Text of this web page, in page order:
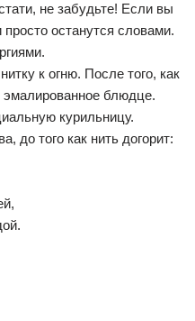
не забудьте! Если вы
останутся словами.
к огню. После того, как
эмалированное блюдце.
курильницу.
до того как нить догорит: